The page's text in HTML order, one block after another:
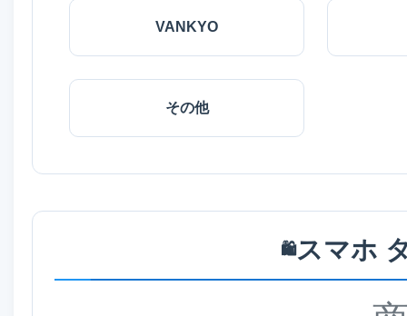
VANKYO
その他
🛍️スマホ